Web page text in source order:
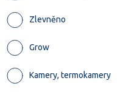
Zlevněno
Grow
Kamery, termokamery